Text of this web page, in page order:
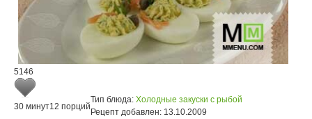
5146
30 минут12 порций
Тип блюда: Холодные закуски с рыбой
Рецепт добавлен: 13.10.2009